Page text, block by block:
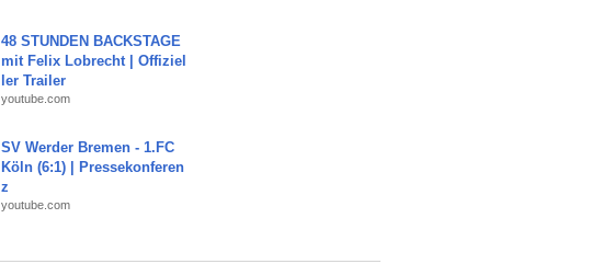
48 STUNDEN BACKSTAGE
mit Felix Lobrecht | Offiziel
ler Trailer
youtube.com
SV Werder Bremen - 1.FC
Köln (6:1) | Pressekonferen
z
youtube.com